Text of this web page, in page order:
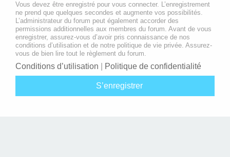
Vous devez être enregistré pour vous connecter. L’enregistrement
ne prend que quelques secondes et augmente vos possibilités.
L’administrateur du forum peut également accorder des
permissions additionnelles aux membres du forum. Avant de vous
enregistrer, assurez-vous d’avoir pris connaissance de nos
conditions d’utilisation et de notre politique de vie privée. Assurez-
vous de bien lire tout le règlement du forum.
Conditions d’utilisation Politique de confidentialité
S’enregistrer